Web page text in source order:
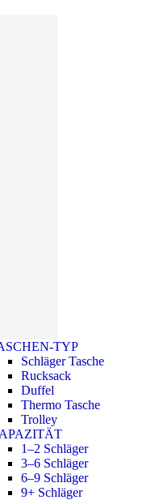
TYP
Schläger Tasche
Rucksack
Duffel
Thermo Tasche
Trolley
1–2 Schläger
3–6 Schläger
6–9 Schläger
9+ Schläger